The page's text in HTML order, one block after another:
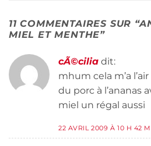
11 COMMENTAIRES SUR “
MIEL ET MENTHE”
cÃ©cilia dit:
mhum cela m’a
du porc à l’ananas
miel un régal aussi
22 AVRIL 2009 À 10 H 42